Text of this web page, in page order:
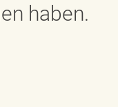
haben.